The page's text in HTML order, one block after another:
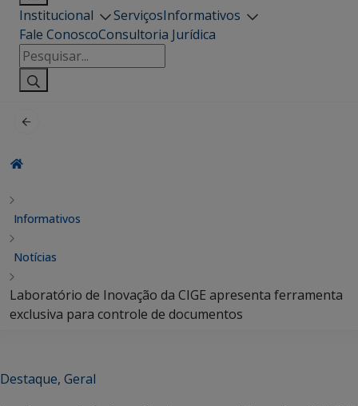
Institucional ServiçosInformativos
Fale ConoscoConsultoria Jurídica
Pesquisar
por:
Informativos
Notícias
Laboratório de Inovação da CIGE apresenta ferramenta
exclusiva para controle de documentos
Destaque, Geral